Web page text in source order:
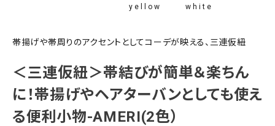
30,000円以上
SALE
帯結び動画
キモノ読ミモノ
yellow
white
帯揚げや帯周りのアクセントとしてコーデが映える、三連仮紐
＜三連仮紐＞帯結びが簡単＆楽ちん
に！帯揚げやヘアターバンとしても使え
る便利小物-AMERI(2色）